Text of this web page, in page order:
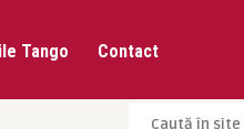
Tango Contact